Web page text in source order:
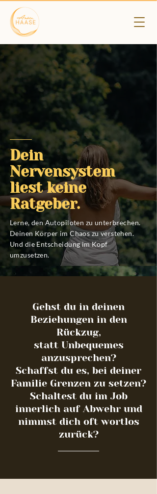
Dein
Nervensystem
liest keine
Ratgeber.
Lerne, den Autopiloten zu unterbrechen.
Deinen Körper im Chaos zu verstehen.
Und die Entscheidung im Kopf
umzusetzen.
Gehst du in deinen
Beziehungen in den
Rückzug,
statt Unbequemes
anzusprechen?
Schaffst du es, bei deiner
Familie Grenzen zu setzen?
Schaltest du im Job
innerlich auf Abwehr und
nimmst dich oft wortlos
zurück?